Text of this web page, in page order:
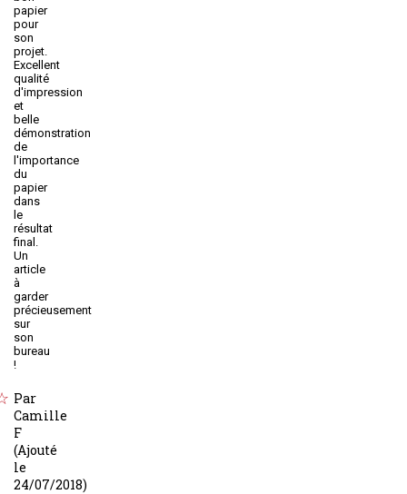
papier
pour
son
projet.
Excellent
qualité
d'impression
et
belle
démonstration
de
l'importance
du
papier
dans
le
résultat
final.
Un
article
à
garder
précieusement
sur
son
bureau
!
Par
Camille
F
(Ajouté
le
24/07/2018)